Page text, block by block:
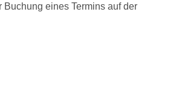
Buchung eines Termins auf der